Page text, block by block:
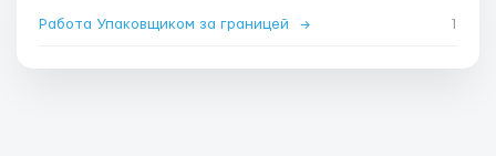
Работа Упаковщиком за границей → 1